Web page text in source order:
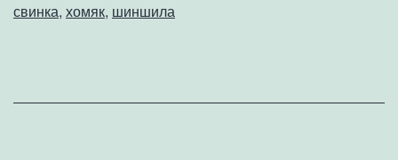
свинка, хомяк, шиншила